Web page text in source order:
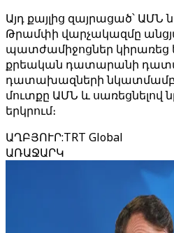
Այդ քայլից զայրացած՝
Թրամփի վարչակազմը
պատժամիջոցներ կիրառեց
քրեական դատարանի
դատախազների նկատմամբ՝
մուտքը ԱՄՆ և սառեցնելով
երկրում։
ԱՂԲՅՈՒՐ:TRT Global
ԱՌԱՋԱՐԿ